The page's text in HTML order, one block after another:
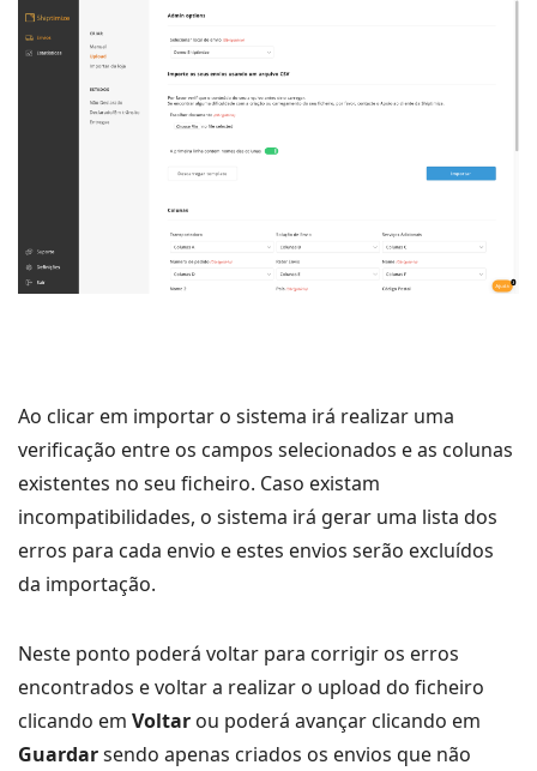
Ao clicar em importar o sistema irá realizar uma
verificação entre os campos selecionados e as colunas
existentes no seu ficheiro. Caso existam
incompatibilidades, o sistema irá gerar uma lista dos
erros para cada envio e estes envios serão excluídos
da importação.
Neste ponto poderá voltar para corrigir os erros
encontrados e voltar a realizar o upload do ficheiro
clicando em Voltar ou poderá avançar clicando em
Guardarsendo apenas criados os envios que não